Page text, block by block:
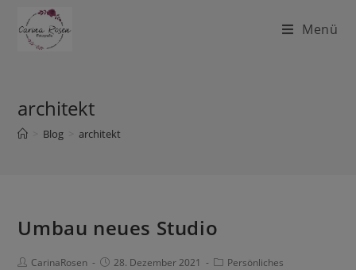
Menü
architekt
Blog architekt
Umbau neues Studio
CarinaRosen 28. Dezember 2021 Persönliches